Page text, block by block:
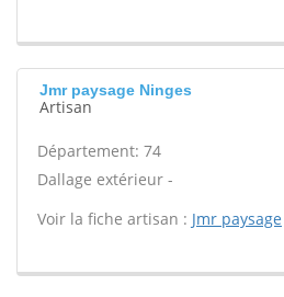
Jmr paysage Ninges
Artisan
Département: 74
Dallage extérieur -
Voir la fiche artisan : Jmr paysage